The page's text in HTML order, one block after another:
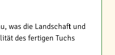
was die Landschaft und
des fertigen Tuchs